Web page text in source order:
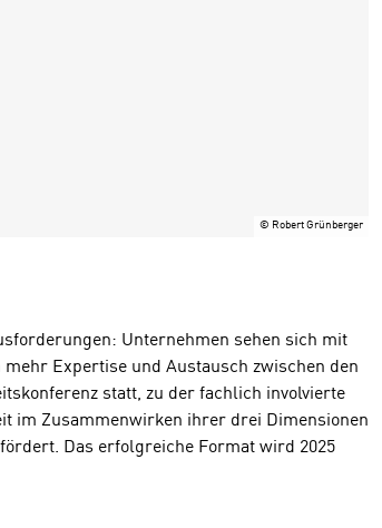
© Robert Grünberger
Unternehmen sehen sich mit
Expertise und Austausch zwischen den
statt, zu der fachlich involvierte
im Zusammenwirken ihrer drei Dimensionen
Das erfolgreiche Format wird 2025